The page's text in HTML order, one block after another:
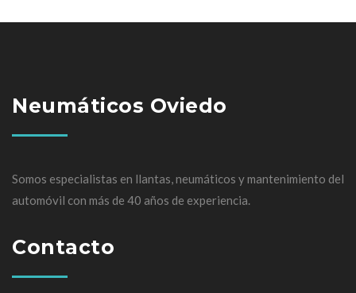
Neumáticos Oviedo
Somos especialistas en llantas, neumáticos y mantenimiento del
automóvil con más de 40 años de experiencia.
Contacto